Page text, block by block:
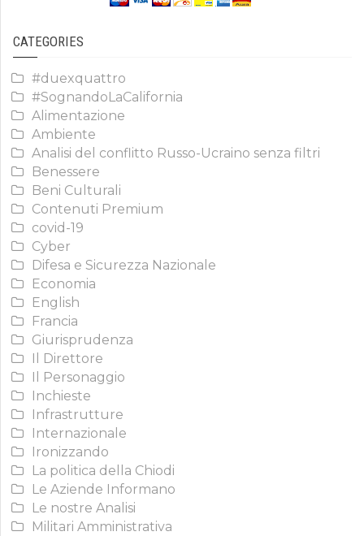
CATEGORIES
#duexquattro
#SognandoLaCalifornia
Alimentazione
Ambiente
Analisi del conflitto Russo-Ucraino senza filtri
Benessere
Beni Culturali
Contenuti Premium
covid-19
Cyber
Difesa e Sicurezza Nazionale
Economia
English
Francia
Giurisprudenza
Il Direttore
Il Personaggio
Inchieste
Infrastrutture
Internazionale
Ironizzando
La politica della Chiodi
Le Aziende Informano
Le nostre Analisi
Militari Amministrativa